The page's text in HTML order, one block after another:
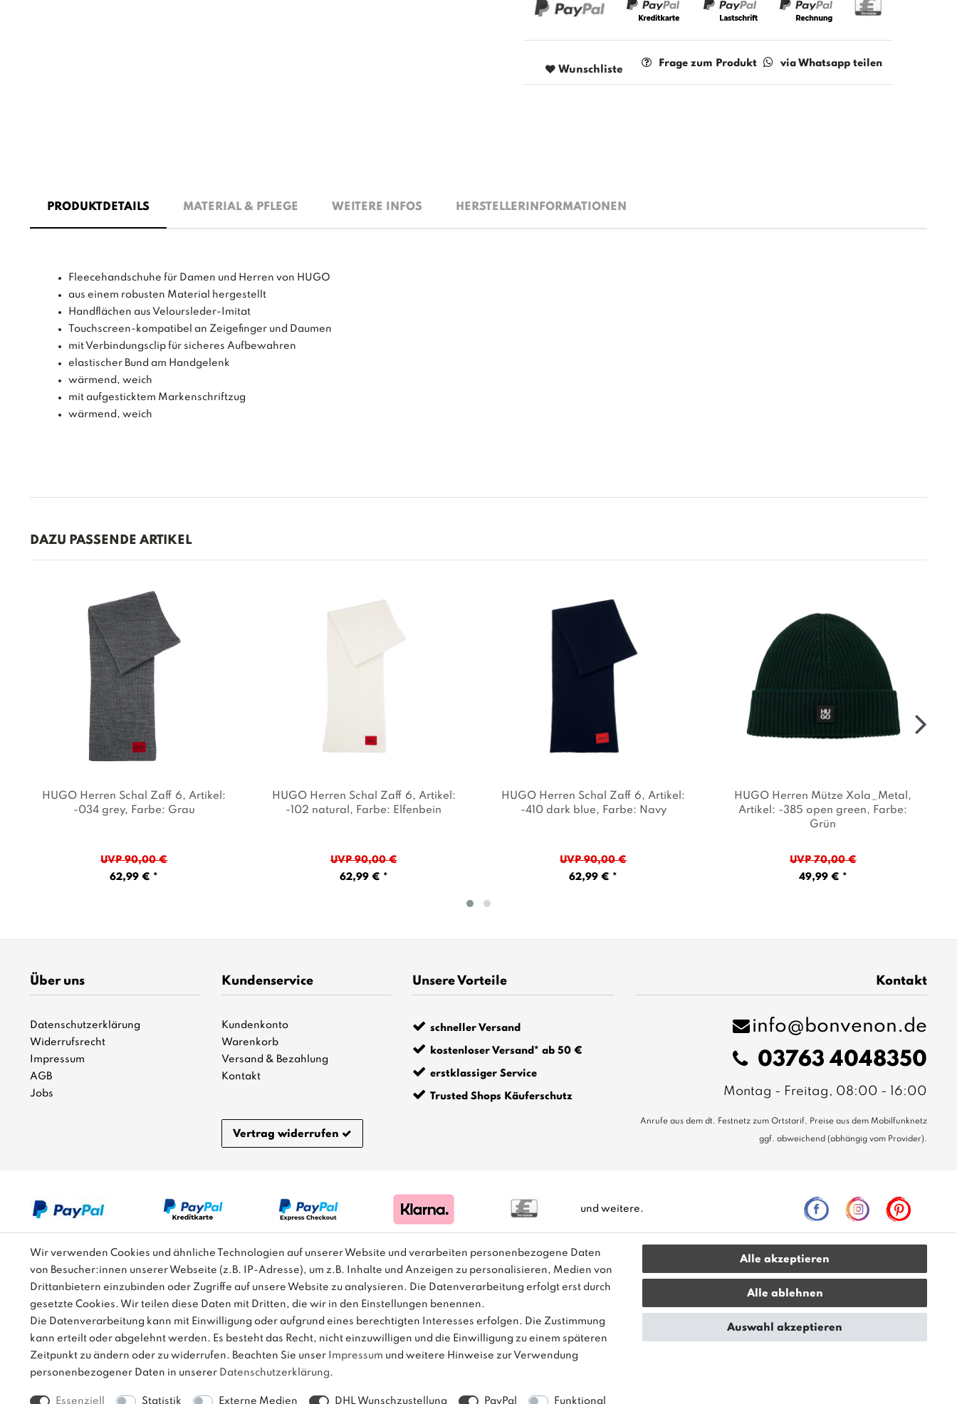
Wunschliste
Frage zum Produkt via Whatsapp teilen
PRODUKTDETAILS MATERIAL & PFLEGE WEITERE INFOS HERSTELLERINFORMATIONEN
Fleecehandschuhe für Damen und Herren von HUGO
aus einem robusten Material hergestellt
Handflächen aus Veloursleder-Imitat
Touchscreen-kompatibel an Zeigefinger und Daumen
mit Verbindungsclip für sicheres Aufbewahren
elastischer Bund am Handgelenk
wärmend, weich
mit aufgesticktem Markenschriftzug
wärmend, weich
DAZU PASSENDE ARTIKEL
HUGO Herren Schal Zaff 6, Artikel:
-034 grey, Farbe: Grau
UVP 90,00 €
62,99 € *
HUGO Herren Schal Zaff 6, Artikel:
-102 natural, Farbe: Elfenbein
UVP 90,00 €
62,99 € *
HUGO Herren Schal Zaff 6, Artikel:
-410 dark blue, Farbe: Navy
UVP 90,00 €
62,99 € *
HUGO Herren Mütze Xola_Metal,
Artikel: -385 open green, Farbe:
Grün
UVP 70,00 €
49,99 € *
Über uns
Datenschutzerklärung
Widerrufsrecht
Impressum
AGB
Jobs
Kundenservice
Kundenkonto
Warenkorb
Versand & Bezahlung
Kontakt
Vertrag widerrufen
Unsere Vorteile
schneller Versand
kostenloser Versand* ab 50 €
erstklassiger Service
Trusted Shops Käuferschutz
Kontakt
info@bonvenon.de
03763 4048350
Montag - Freitag, 08:00 - 16:00
Anrufe aus dem dt. Festnetz zum Ortstarif, Preise aus dem Mobilfunknetz
ggf. abweichend (abhängig vom Provider).
und weitere.
Wir verwenden Cookies und ähnliche Technologien auf unserer Website und verarbeiten personenbezogene Daten
von Besucher:innen unserer Webseite (z.B. IP-Adresse), um z.B. Inhalte und Anzeigen zu personalisieren, Medien von
Drittanbietern einzubinden oder Zugriffe auf unsere Website zu analysieren. Die Datenverarbeitung erfolgt erst durch
gesetzte Cookies. Wir teilen diese Daten mit Dritten, die wir in den Einstellungen benennen.
Die Datenverarbeitung kann mit Einwilligung oder aufgrund eines berechtigten Interesses erfolgen. Die Zustimmung
kann erteilt oder abgelehnt werden. Es besteht das Recht, nicht einzuwilligen und die Einwilligung zu einem späteren
Zeitpunkt zu ändern oder zu widerrufen. Beachten Sie unser
Impressum und weitere Hinweise zur Verwendung
personenbezogener Daten in unserer Daten­schutz­erklärung.
Essenziell Statistik Externe Medien DHL Wunschzustellung PayPal Funktional
Alle akzeptieren
Alle ablehnen
Auswahl akzeptieren
Bitte beachten: Der UVP stellt keinen Streichpreis im Sinne einer Preisermäßigung, sondern lediglich einen Preisvergleich zur unverbindlichen Preisempfehlung seitens des
Herstellers dar.